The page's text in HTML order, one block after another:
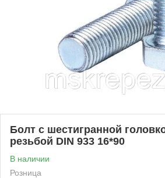
Болт с шестигранной
резьбой DIN 933 16*90
В наличии
Розница